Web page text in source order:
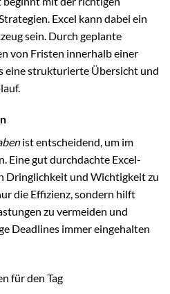
Excel kann dabei ein
sein. Durch geplante
von Fristen innerhalb einer
eine strukturierte Übersicht und
ist entscheidend, um im
Eine gut durchdachte Excel-
Dringlichkeit und Wichtigkeit zu
die Effizienz, sondern hilft
zu vermeiden und
Deadlines immer eingehalten
für den Tag